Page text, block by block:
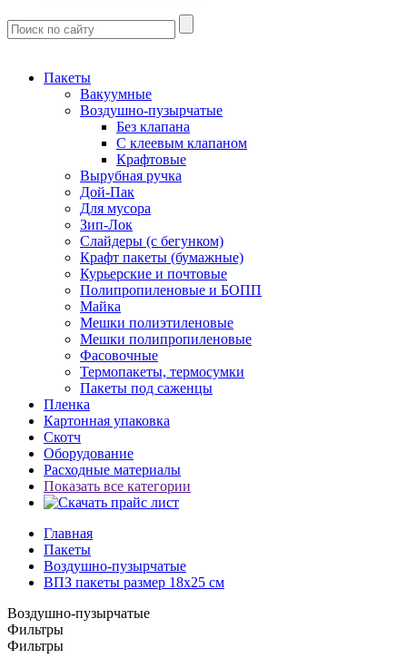
Пакеты
Вакуумные
Воздушно-пузырчатые
Без клапана
С клеевым клапаном
Крафтовые
Вырубная ручка
Дой-Пак
Для мусора
Зип-Лок
Слайдеры (с бегунком)
Крафт пакеты (бумажные)
Курьерские и почтовые
Полипропиленовые и БОПП
Майка
Мешки полиэтиленовые
Мешки полипропиленовые
Фасовочные
Термопакеты, термосумки
Пакеты под саженцы
Пленка
Картонная упаковка
Скотч
Оборудование
Расходные материалы
Показать все категории
Главная
Пакеты
Воздушно-пузырчатые
ВПЗ пакеты размер 18x25 см
Воздушно-пузырчатые
Фильтры
Фильтры